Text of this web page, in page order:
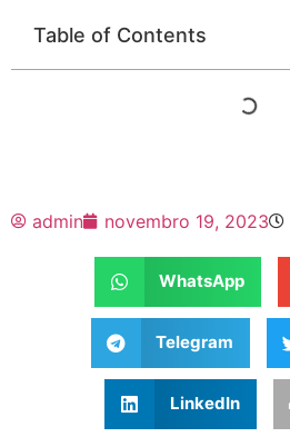
Table of Contents
admin novembro 19, 2023
WhatsApp
Telegram
LinkedIn